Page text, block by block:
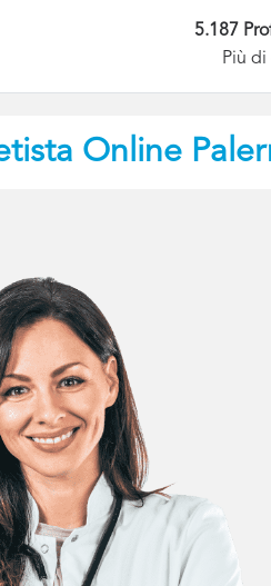
5.187
Più di
Online